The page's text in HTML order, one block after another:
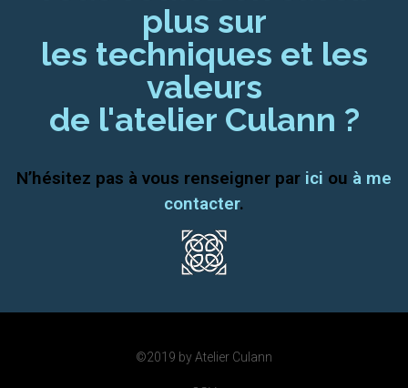
plus sur
les techniques et les
valeurs
de l'atelier Culann ?
N’hésitez pas à vous renseigner par ici ou à me
contacter.
©2019 by Atelier Culann